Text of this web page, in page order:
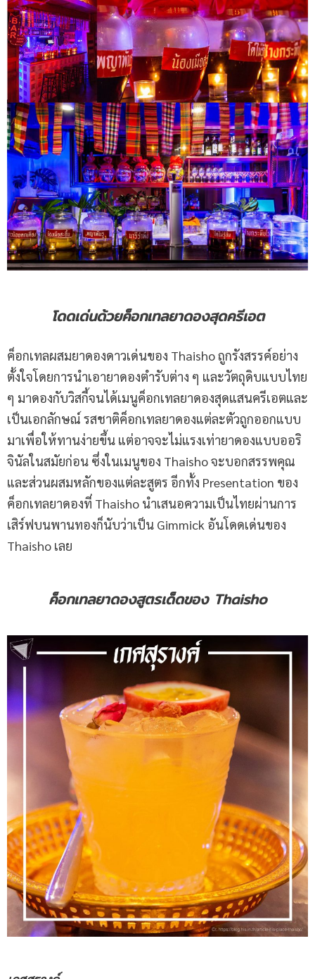
โดดเด่นด้วยค็อกเทลยาดองสุดครีเอต
ค็อกเทลผสมยาดองดาวเด่นของ Thaisho ถูกรังสรรค์อย่าง
ตั้งใจโดยการนำเอายาดองตำรับต่าง ๆ และวัตถุดิบแบบไทย
ๆ มาดองกับวิสกี้จนได้เมนูค็อกเทลยาดองสุดแสนครีเอตและ
เป็นเอกลักษณ์ รสชาติค็อกเทลยาดองแต่ละตัวถูกออกแบบ
มาเพื่อให้ทานง่ายขึ้น แต่อาจจะไม่แรงเท่ายาดองแบบออริ
จินัลในสมัยก่อน ซึ่งในเมนูของ Thaisho จะบอกสรรพคุณ
และส่วนผสมหลักของแต่ละสูตร อีกทั้ง Presentation ของ
ค็อกเทลยาดองที่ Thaisho นำเสนอความเป็นไทยผ่านการ
เสิร์ฟบนพานทองก็นับว่าเป็น Gimmick อันโดดเด่นของ
Thaisho เลย
ค็อกเทลยาดองสูตรเด็ดของ Thaisho